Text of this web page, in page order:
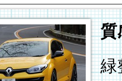
質
緑